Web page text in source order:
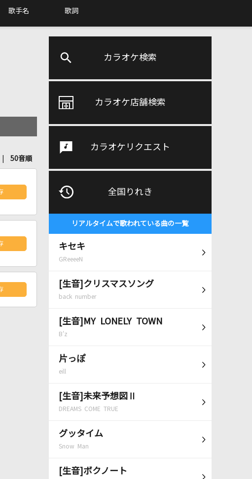
歌手名 歌詞
カラオケ検索
カラオケ店舗検索
カラオケリクエスト
全国りれき
リアルタイムで歌われている曲の一覧
キセキ
GReeeeN
[生音]クリスマスソング
back number
[生音]MY LONELY TOWN
B'z
片っぽ
eill
[生音]未来予想図Ⅱ
DREAMS COME TRUE
グッタイム
Snow Man
[生音]ボクノート
50音順